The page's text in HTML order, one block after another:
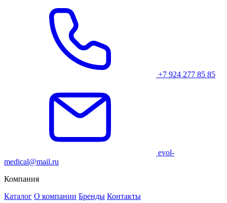
+7 924 277 85 85
evol-
medical@mail.ru
Компания
Каталог О компании Бренды Контакты